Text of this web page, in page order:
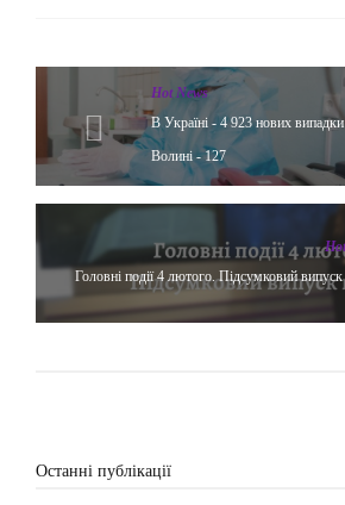
Hot News
В Україні - 4 923 нових випадки
Волині - 127
Головні події 4 лютого. Підсумковий
Останні публікації